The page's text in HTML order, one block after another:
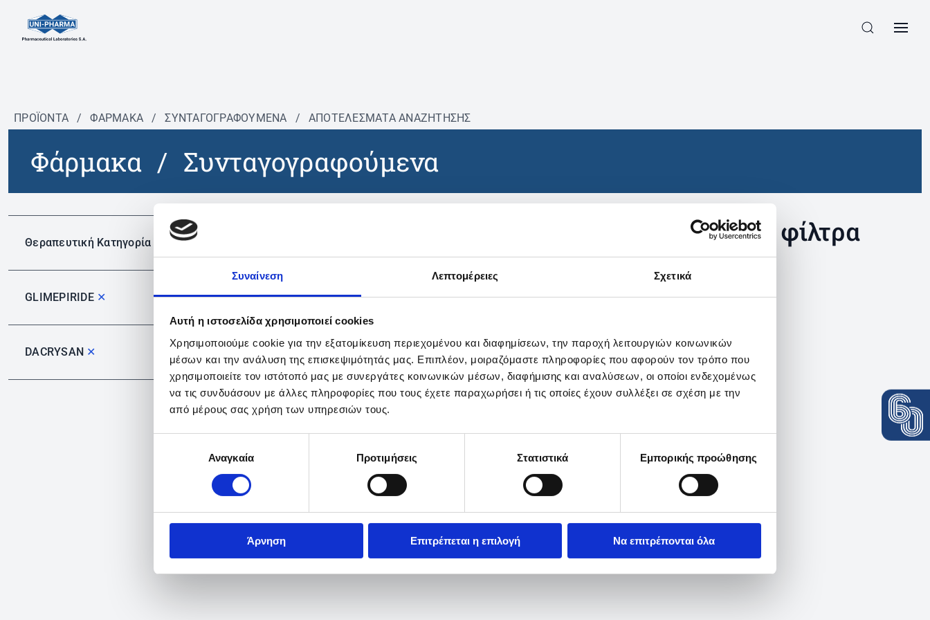
Συναίνεση Λεπτομέρειες Σχετικά
Αυτή η ιστοσελίδα χρησιμοποιεί cookies
Χρησιμοποιούμε cookie για την εξατομίκευση περιεχομένου και διαφημίσεων, την παροχή λειτουργιών κοινωνικών
μέσων και την ανάλυση της επισκεψιμότητάς μας. Επιπλέον, μοιραζόμαστε πληροφορίες που αφορούν τον τρόπο που
χρησιμοποιείτε τον ιστότοπό μας με συνεργάτες κοινωνικών μέσων, διαφήμισης και αναλύσεων, οι οποίοι ενδεχομένως
να τις συνδυάσουν με άλλες πληροφορίες που τους έχετε παραχωρήσει ή τις οποίες έχουν συλλέξει σε σχέση με την
από μέρους σας χρήση των υπηρεσιών τους.
συγκατάθεσηςΑναγκαία Προτιμήσεις Στατιστικά Εμπορικής προώθησης
Άρνηση Επιτρέπεται η επιλογή Να επιτρέπονται όλα
ΠΡΟΪΟΝΤΑ / ΦΆΡΜΑΚΑ / ΣΥΝΤΑΓΟΓΡΑΦΟΎΜΕΝΑ / ΑΠΟΤΕΛΕΣΜΑΤΑ ΑΝΑΖΗΤΗΣΗΣ
Φάρμακα / Συνταγογραφούμενα
Θεραπευτική Κατηγορία
GLIMEPIRIDE ✕
DACRYSAN ✕
Δεν βρέθηκαν προϊόντα με τα συγκεκριμένα φίλτρα